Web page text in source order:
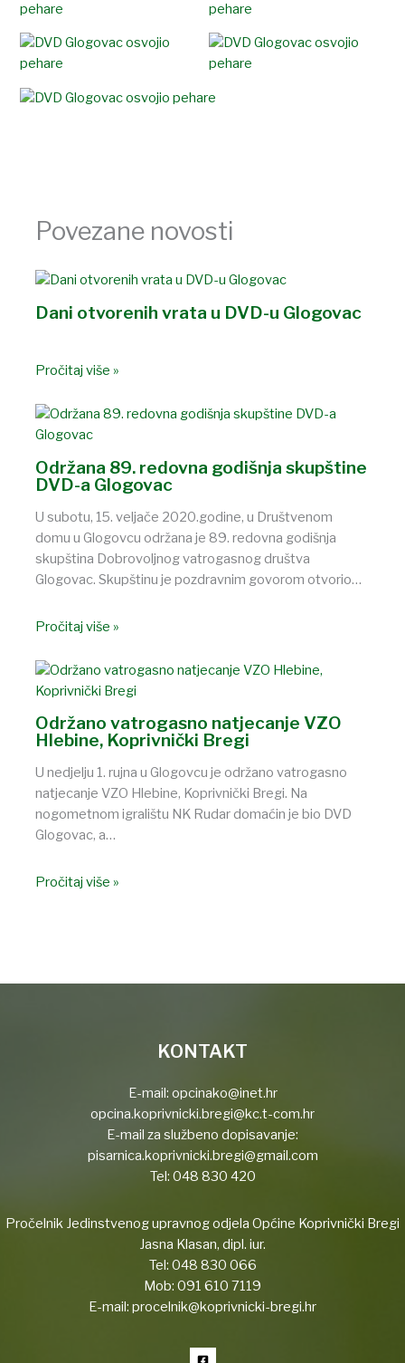
Povezane novosti
Dani otvorenih vrata u DVD-u Glogovac
Pročitaj više »
Održana 89. redovna godišnja skupštine
DVD-a Glogovac
U subotu, 15. veljače 2020.godine, u Društvenom
domu u Glogovcu održana je 89. redovna godišnja
skupština Dobrovoljnog vatrogasnog društva
Glogovac. Skupštinu je pozdravnim govorom otvorio…
Pročitaj više »
Održano vatrogasno natjecanje VZO
Hlebine, Koprivnički Bregi
U nedjelju 1. rujna u Glogovcu je održano vatrogasno
natjecanje VZO Hlebine, Koprivnički Bregi. Na
nogometnom igralištu NK Rudar domaćin je bio DVD
Glogovac, a…
Pročitaj više »
KONTAKT
E-mail: opcinako@inet.hr
opcina.koprivnicki.bregi@kc.t-com.hr
E-mail za službeno dopisavanje:
pisarnica.koprivnicki.bregi@gmail.com
Tel: 048 830 420
Pročelnik Jedinstvenog upravnog odjela Općine Koprivnički Bregi
Jasna Klasan, dipl. iur.
Tel: 048 830 066
Mob: 091 610 7119
E-mail: procelnik@koprivnicki-bregi.hr